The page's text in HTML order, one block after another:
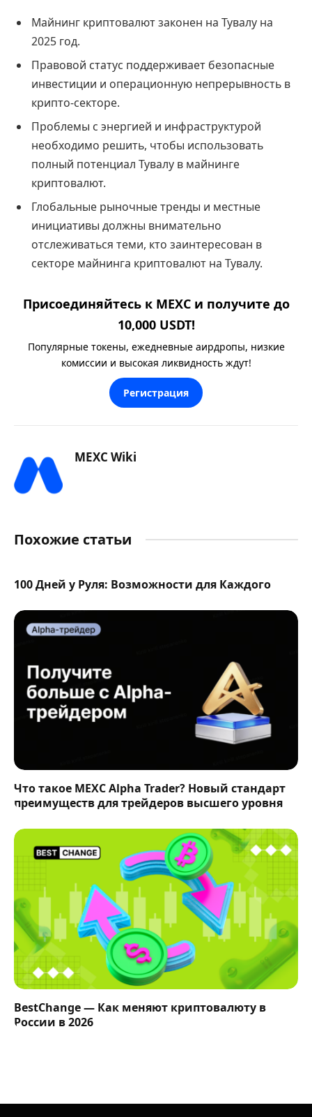
Майнинг криптовалют законен на Тувалу на
2025 год.
Правовой статус поддерживает безопасные
инвестиции и операционную непрерывность в
крипто-секторе.
Проблемы с энергией и инфраструктурой
необходимо решить, чтобы использовать
полный потенциал Тувалу в майнинге
криптовалют.
Глобальные рыночные тренды и местные
инициативы должны внимательно
отслеживаться теми, кто заинтересован в
секторе майнинга криптовалют на Тувалу.
Присоединяйтесь к MEXC и получите до
10,000 USDT!
Популярные токены, ежедневные аирдропы, низкие
комиссии и высокая ликвидность ждут!
Регистрация
MEXC Wiki
Похожие статьи
100 Дней у Руля: Возможности для Каждого
Что такое MEXC Alpha Trader? Новый стандарт
преимуществ для трейдеров высшего уровня
BestChange — Как меняют криптовалюту в
России в 2026